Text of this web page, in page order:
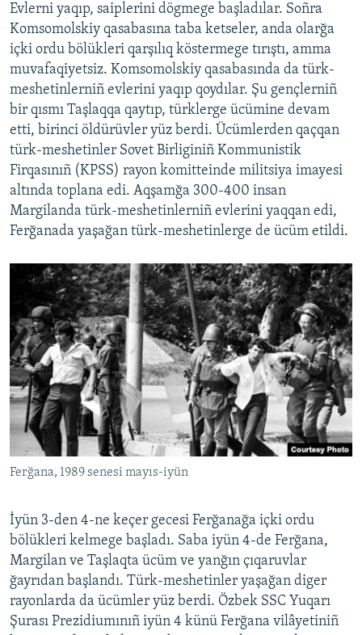
Evlerni yaqıp, saiplerini dögmege başladılar. Soñra
Komsomolskiy qasabasına taba ketseler, anda olarğa
içki ordu bölükleri qarşılıq köstermege tırıştı, amma
muvafaqiyetsiz. Komsomolskiy qasabasında da türk-
meshetinlerniñ evlerini yaqıp qoydılar. Şu gençlerniñ
bir qısmı Taşlaqqa qaytıp, türklerge ücümine devam
etti, birinci öldürüvler yüz berdi. Ücümlerden qaçqan
türk-meshetinler Sovet Birliginiñ Kommunistik
Firqasınıñ (KPSS) rayon komitteinde militsiya imayesi
altında toplana edi. Aqşamğa 300-400 insan
Margilanda türk-meshetinlerniñ evlerini yaqqan edi,
Ferğanada yaşağan türk-meshetinlerge de ücüm etildi.
Ferğana, 1989 senesi mayıs-iyün
İyün 3-den 4-ne keçer gecesi Ferğanağa içki ordu
bölükleri kelmege başladı. Saba iyün 4-de Ferğana,
Margilan ve Taşlaqta ücüm ve yanğın çıqaruvlar
ğayrıdan başlandı. Türk-meshetinler yaşağan diger
rayonlarda da ücümler yüz berdi. Özbek SSC Yuqarı
Şurası Prezidiumınıñ iyün 4 künü Ferğana vilâyetiniñ